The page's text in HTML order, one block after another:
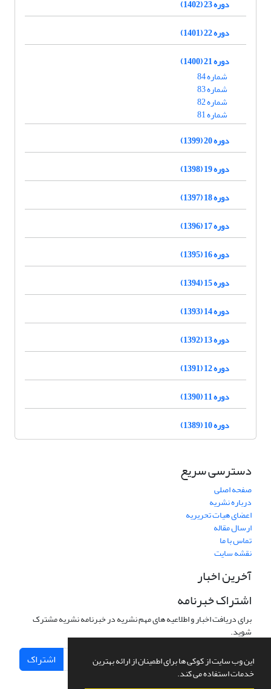
این وب سایت از کوکی ها برای اطمینان از ارائه بهترین
خدمات استفاده می کند.
دوره 23 (1402)
دوره 22 (1401)
دوره 21 (1400)
شماره 84
شماره 83
شماره 82
شماره 81
دوره 20 (1399)
دوره 19 (1398)
دوره 18 (1397)
دوره 17 (1396)
دوره 16 (1395)
دوره 15 (1394)
دوره 14 (1393)
دوره 13 (1392)
دوره 12 (1391)
دوره 11 (1390)
دوره 10 (1389)
دسترسی سریع
صفحه اصلی
درباره نشریه
اعضای هیات تحریریه
ارسال مقاله
تماس با ما
نقشه سایت
آخرین اخبار
اشتراک خبرنامه
برای دریافت اخبار و اطلاعیه های مهم نشریه در خبرنامه نشریه مشترک
شوید.
اشتراک